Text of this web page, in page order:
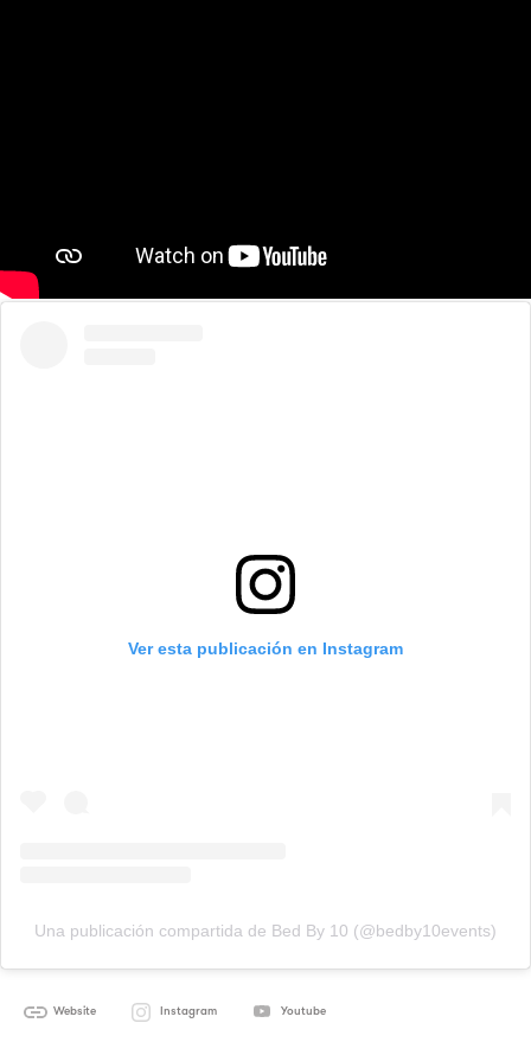
Ver esta publicación en Instagram
Una publicación compartida de Bed By 10 (@bedby10events)
Website Instagram Youtube